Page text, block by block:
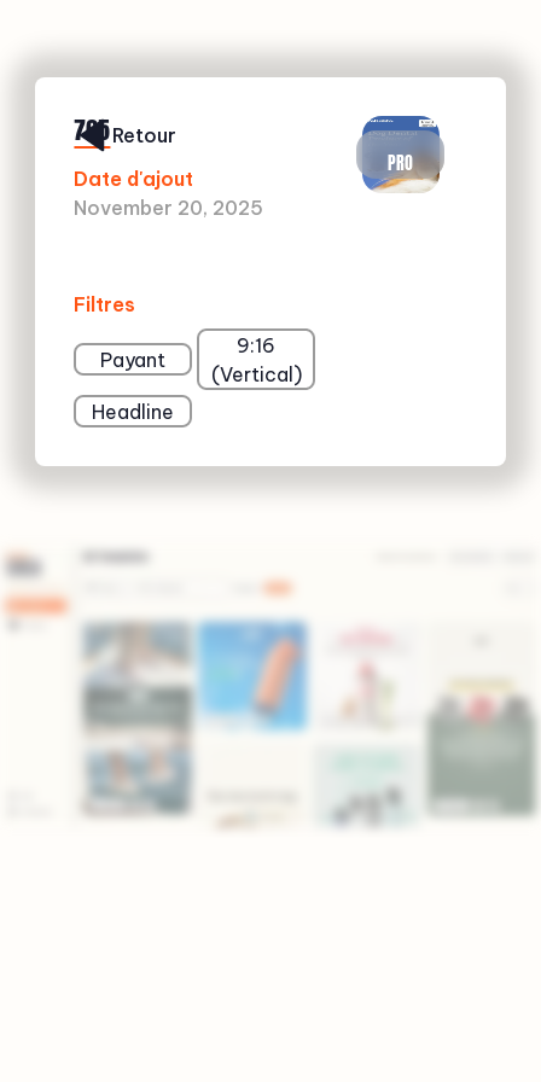
765
Date d'ajout
November 20, 2025
Filtres
Payant
9:16
(Vertical)
Headline
PRO
Retour